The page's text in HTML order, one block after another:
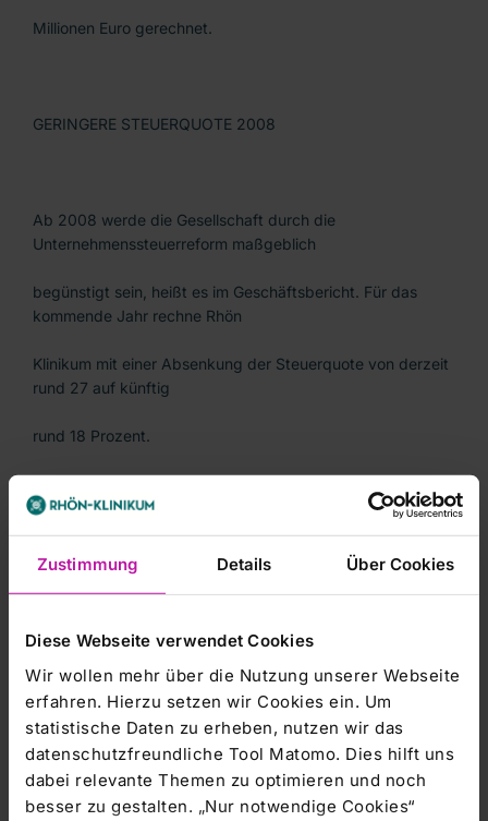
Zustimmung Details Über Cookies
Diese Webseite verwendet Cookies
Wir wollen mehr über die Nutzung unserer Webseite
erfahren. Hierzu setzen wir Cookies ein. Um
statistische Daten zu erheben, nutzen wir das
datenschutzfreundliche Tool Matomo. Dies hilft uns
dabei relevante Themen zu optimieren und noch
besser zu gestalten. „Nur notwendige Cookies“
Millionen Euro gerechnet.
GERINGERE STEUERQUOTE 2008
Ab 2008 werde die Gesellschaft durch die
Unternehmenssteuerreform maßgeblich
begünstigt sein, heißt es im Geschäftsbericht. Für das
kommende Jahr rechne Rhön
Klinikum mit einer Absenkung der Steuerquote von derzeit
rund 27 auf künftig
rund 18 Prozent.
Für das dritte Quartal wies Rhön Klinikum ein Ergebnis vor
Zinsen und
Vorjahr aus und traf damit die Erwartungen der von dpa-
AFX befragten Analysten
von 42 Millionen Euro. Angetrieben durch die Klinikkäufe
verbesserte sich der